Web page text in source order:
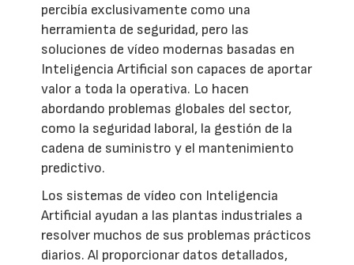
percibía exclusivamente como una
herramienta de seguridad, pero las
soluciones de vídeo modernas basadas en
Inteligencia Artificial son capaces de aportar
valor a toda la operativa. Lo hacen
abordando problemas globales del sector,
como la seguridad laboral, la gestión de la
cadena de suministro y el mantenimiento
predictivo.
Los sistemas de vídeo con Inteligencia
Artificial ayudan a las plantas industriales a
resolver muchos de sus problemas prácticos
diarios. Al proporcionar datos detallados,